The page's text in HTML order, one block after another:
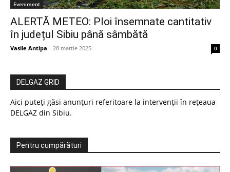
Eveniment
ALERTĂ METEO: Ploi însemnate cantitativ
în județul Sibiu până sâmbătă
Vasile Antipa - 28 martie 2025 0
DELGAZ GRID
Aici puteți găsi anunțuri referitoare la intervenții în rețeaua
DELGAZ din Sibiu.
Pentru cumpărături